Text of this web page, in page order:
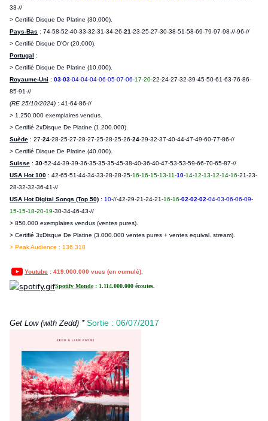
33-//
> Certifié Disque De Platine (30.000).
Pays-Bas : 74-58-52-40-33-32-31-34-26-21-23-25-27-30-38-51-58-69-79-97-98-//-96-//
> Certifié Disque D'Or (20.000).
Portugal :
> Certifié Disque De Platine (10.000).
Royaume-Uni : 03-03-04-04-04-06-05-07-06-17-20-22-24-27-32-39-45-50-61-63-76-86-
85-91-//
(RE 25/10/2024) : 41-64-86-//
> 1.250.000 exemplaires vendus.
> Certifié 2xDisque De Platine (1.200.000).
Suède : 27-24-28-25-27-28-27-25-28-25-26-24-29-32-37-40-44-47-49-60-77-86-//
> Certifié Disque De Platine (40.000).
Suisse : 30-52-44-39-39-36-35-35-35-45-38-40-36-40-47-53-53-59-66-70-65-87-//
USA Hot 100 : 42-65-51-44-34-33-28-28-25-16-16-15-13-11-10-14-12-13-12-14-16-21-23-
28-32-32-36-41-//
USA Hot Digital Songs (Top 50) : 10-//-42-29-21-24-21-16-16-02-02-02-04-03-06-06-09-
15-15-18-20-19-30-34-46-43-//
> 850.000 exemplaires vendus (ventes pures).
> Certifié 3xDisque De Platine (3.000.000 ventes pures + ventes equival. stream).
> Peak Audience : 136.318
Youtube : 419.000.000 vues (en cumulé).
Spotify Monde: 1.114.000.000 écoutes.
Get Low (with Zedd) * Sortie : 06/07/2017